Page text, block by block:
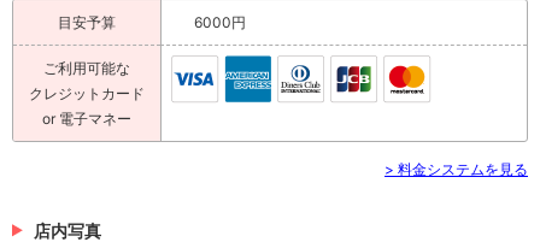
目安予算 6000円
ご利用可能な
クレジットカード
or 電子マネー
> 料金システムを見る
店内写真